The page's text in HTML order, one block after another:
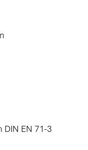
DIN EN 71-3